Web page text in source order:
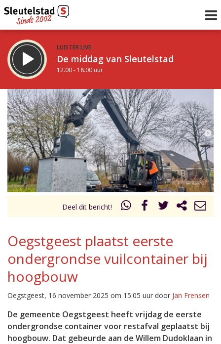
LUISTER LIVE:
De middag van Sleutelstad
12.00 - 18.00 uur
STRAKS:
De vrijdagavond met Keanu
18.00 - 19.00 uur
Vorig uur
uur 1 van 0 Volgend uur
Inklappen
Deel dit bericht!
Oegstgeest plaatst eerste
ondergrondse vuilcontainer bij
hoogbouw
Oegstgeest, 16 november 2025 om 15:05 uur door Jan Frensen
De gemeente Oegstgeest heeft vrijdag de eerste
ondergrondse container voor restafval geplaatst bij
hoogbouw. Dat gebeurde aan de Willem Dudoklaan in